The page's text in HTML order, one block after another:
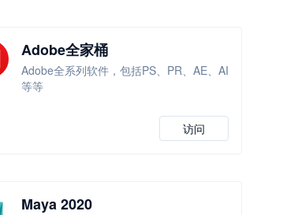
Adobe全家桶
Adobe全系列软件，包括PS、PR、AE、AI
等等
访问
Maya 2020